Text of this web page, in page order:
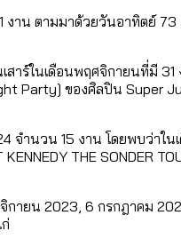
งาน ตามมาด้วยวันอาทิตย์
าร์ในเดือนพฤศจิกายนที่มี
Party] ของศิลปิน Super
จำนวน 15 งาน โดยพบว่าใ
THE SONDER
ายน 2023, 6 กรกฎาคม